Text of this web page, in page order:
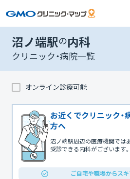
沼ノ端駅の内科
クリニック・病院一覧
オンライン診療可能
お近くでクリニック・
方へ
沼ノ端駅周辺の医療機関では
受診できる内科がございます。
ご自宅や職場からスキ